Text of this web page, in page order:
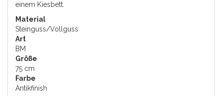
einem Kiesbett.
Material
Steinguss/Vollguss
Art
BM
Größe
75 cm
Farbe
Antikfinish